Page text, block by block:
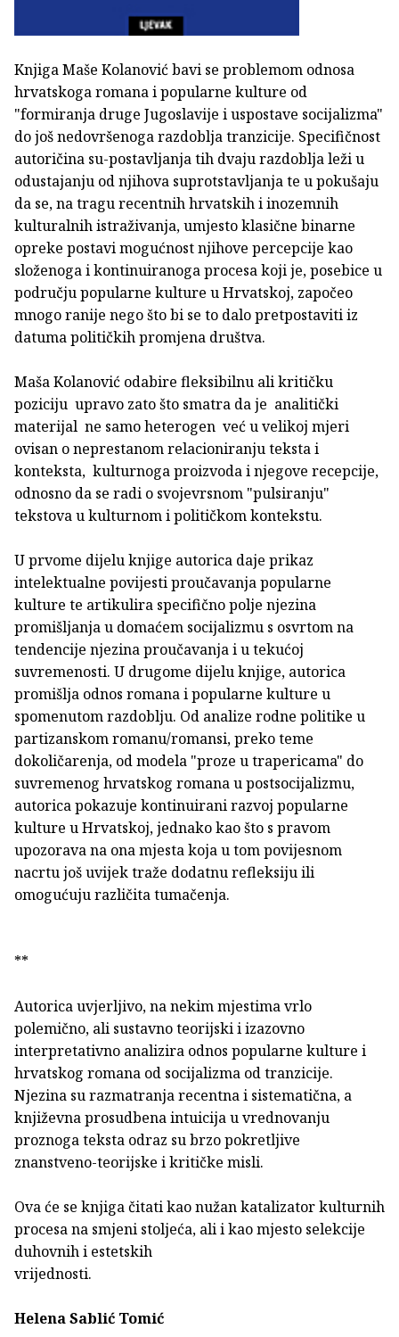
Knjiga Maše Kolanović bavi se problemom odnosa
hrvatskoga romana i popularne kulture od
"formiranja druge Jugoslavije i uspostave socijalizma"
do još nedovršenoga razdoblja tranzicije. Specifičnost
autoričina su-postavljanja tih dvaju razdoblja leži u
odustajanju od njihova suprotstavljanja te u pokušaju
da se, na tragu recentnih hrvatskih i inozemnih
kulturalnih istraživanja, umjesto klasične binarne
opreke postavi mogućnost njihove percepcije kao
složenoga i kontinuiranoga procesa koji je, posebice u
području popularne kulture u Hrvatskoj, započeo
mnogo ranije nego što bi se to dalo pretpostaviti iz
datuma političkih promjena društva.
Maša Kolanović odabire fleksibilnu ali kritičku
poziciju upravo zato što smatra da je analitički
materijal ne samo heterogen već u velikoj mjeri
ovisan o neprestanom relacioniranju teksta i
konteksta, kulturnoga proizvoda i njegove recepcije,
odnosno da se radi o svojevrsnom "pulsiranju"
tekstova u kulturnom i političkom kontekstu.
U prvome dijelu knjige autorica daje prikaz
intelektualne povijesti proučavanja popularne
kulture te artikulira specifično polje njezina
promišljanja u domaćem socijalizmu s osvrtom na
tendencije njezina proučavanja i u tekućoj
suvremenosti. U drugome dijelu knjige, autorica
promišlja odnos romana i popularne kulture u
spomenutom razdoblju. Od analize rodne politike u
partizanskom romanu/romansi, preko teme
dokoličarenja, od modela "proze u trapericama" do
suvremenog hrvatskog romana u postsocijalizmu,
autorica pokazuje kontinuirani razvoj popularne
kulture u Hrvatskoj, jednako kao što s pravom
upozorava na ona mjesta koja u tom povijesnom
nacrtu još uvijek traže dodatnu refleksiju ili
omogućuju različita tumačenja.
**
Autorica uvjerljivo, na nekim mjestima vrlo
polemično, ali sustavno teorijski i izazovno
interpretativno analizira odnos popularne kulture i
hrvatskog romana od socijalizma od tranzicije.
Njezina su razmatranja recentna i sistematična, a
književna prosudbena intuicija u vrednovanju
proznoga teksta odraz su brzo pokretljive
znanstveno-teorijske i kritičke misli.
Ova će se knjiga čitati kao nužan katalizator kulturnih
procesa na smjeni stoljeća, ali i kao mjesto selekcije
duhovnih i estetskih
Helena Sablić Tomić